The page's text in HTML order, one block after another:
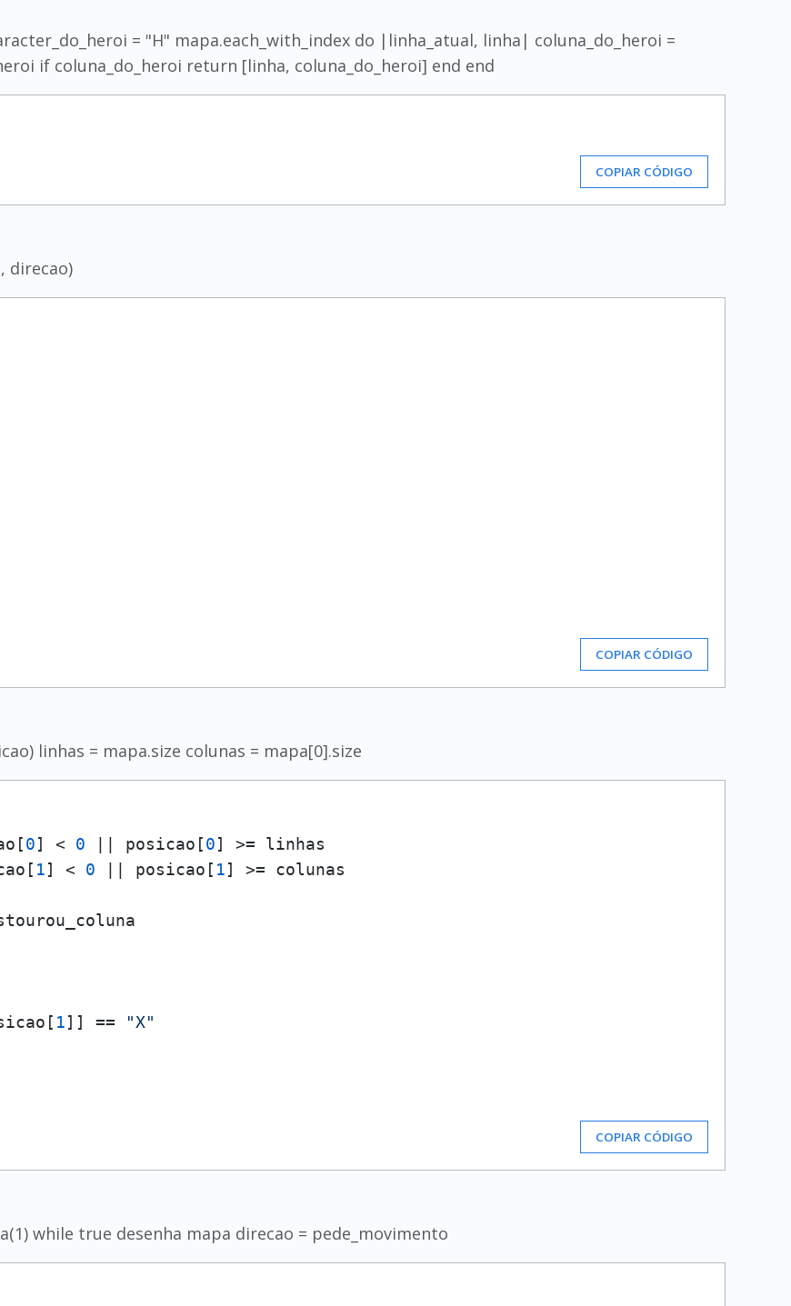
= "H" mapa.each_with_index do |linha_atual, linha| coluna_do_heroi =
if coluna_do_heroi return [linha, coluna_do_heroi] end end
COPIAR CÓDIGO
direcao)
COPIAR CÓDIGO
linhas = mapa.size colunas = mapa[0].size
0] < 0 || posicao[0] >= linhas
1] < 0 || posicao[ 1] >= colunas
1]] ==
"X"
COPIAR CÓDIGO
while true desenha mapa direcao = pede_movimento